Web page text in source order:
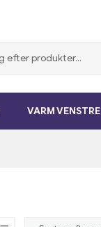
VARM VENSTRE